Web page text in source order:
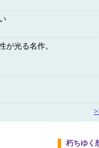
が光る名作。
朽ちゆく